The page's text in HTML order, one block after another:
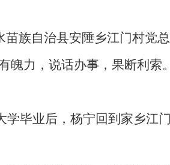
苗族自治县安陲乡江门村党
魄力，说话办事，果断利索
学毕业后，杨宁回到家乡江